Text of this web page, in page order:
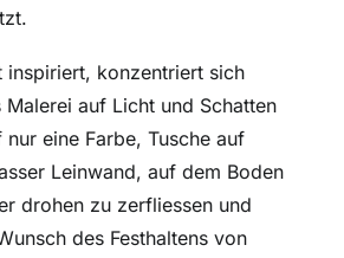
inspiriert, konzentriert sich
Malerei auf Licht und Schatten
eine Farbe, Tusche auf
Leinwand, auf dem Boden
drohen zu zerfliessen und
des Festhaltens von